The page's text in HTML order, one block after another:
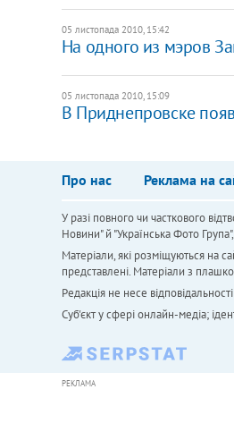
05 листопада 2010, 15:42
На одного из мэров
05 листопада 2010, 15:09
В Приднепровске
Про нас Реклама на
У разі повного чи часткового
Новини" й "Українська Фото
Матеріали, які розміщуються на
представлені. Матеріали з
Редакція не несе
Cуб'єкт у сфері онлайн-медіа;
РЕКЛАМА